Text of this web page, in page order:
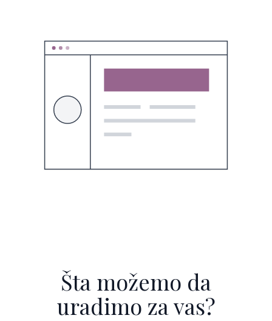
Šta možemo da
uradimo za vas?